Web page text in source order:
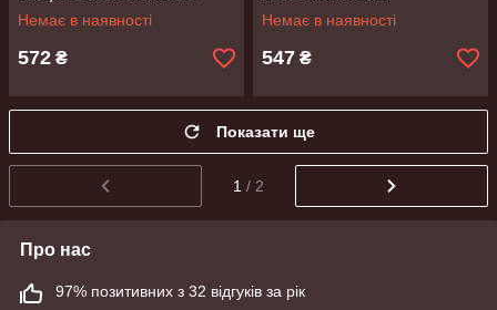
Немає в наявності
572 ₴
Немає в наявності
547 ₴
Показати ще
1 / 2
Про нас
97% позитивних з 32 відгуків за рік